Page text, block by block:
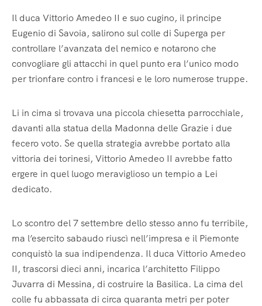
Il duca Vittorio Amedeo II e suo cugino, il principe
Eugenio di Savoia, salirono sul colle di Superga per
controllare l’avanzata del nemico e notarono che
convogliare gli attacchi in quel punto era l’unico modo
per trionfare contro i francesi e le loro numerose truppe.
Li in cima si trovava una piccola chiesetta parrocchiale,
davanti alla statua della Madonna delle Grazie i due
fecero voto. Se quella strategia avrebbe portato alla
vittoria dei torinesi, Vittorio Amedeo II avrebbe fatto
ergere in quel luogo meraviglioso un tempio a Lei
dedicato.
Lo scontro del 7 settembre dello stesso anno fu terribile,
ma l’esercito sabaudo riuscì nell’impresa e il Piemonte
conquistò la sua indipendenza. Il duca Vittorio Amedeo
II, trascorsi dieci anni, incarica l’architetto Filippo
Juvarra di Messina, di costruire la Basilica. La cima del
colle fu abbassata di circa quaranta metri per poter